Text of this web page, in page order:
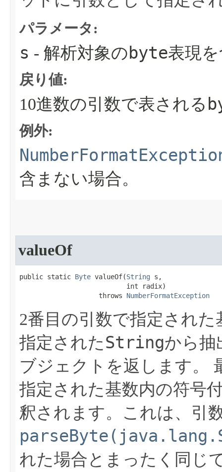
パラメータ:
s - 解析対象の byte表現
戻り値:
10進数の引数で表される
例外:
含まない場合。
valueOf
public static Byte valueOf​(String s,
                           int radix)
                    throws
NumberFormatException
2番目の引数で指定され
指定されたStringから抽
ブジェクトを返します。
指定された基数内の符号
釈されます。これは、引
れた場合とまったく同じ